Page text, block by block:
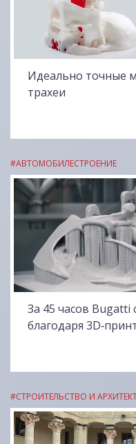
Идеально точные
трахеи
За 45 часов
благодаря
#АВТОМОБИЛЕСТРОЕНИЕ
#СТРОИТЕЛЬСТВО И